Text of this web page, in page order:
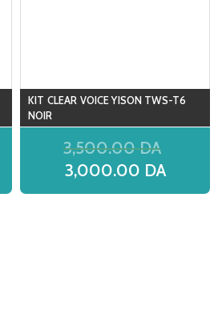
KIT CLEAR VOICE YISON TWS-T6
NOIR
3,500.00DA
3,000.00 DA